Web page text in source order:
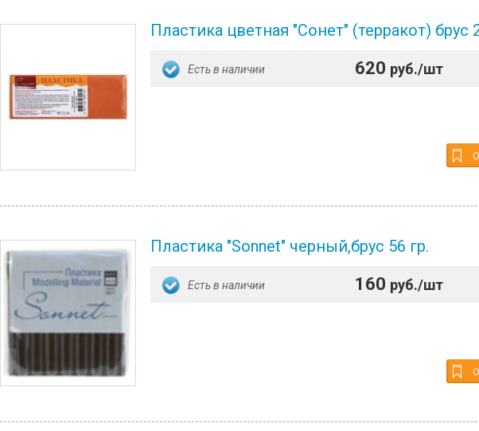
Пластика цветная "Сонет" (терракот) брус
Есть в наличии 620 руб./шт
Пластика "Sonnet" черный,брус 56 гр.
Есть в наличии 160 руб./шт